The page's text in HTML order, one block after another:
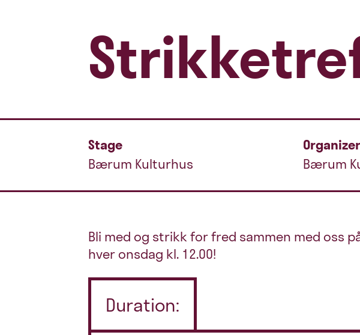
Stage
Bærum Kulturhus
Organizer
Bærum
Bli med og strikk for fred sammen med oss
hver onsdag kl. 12.00!
Duration: